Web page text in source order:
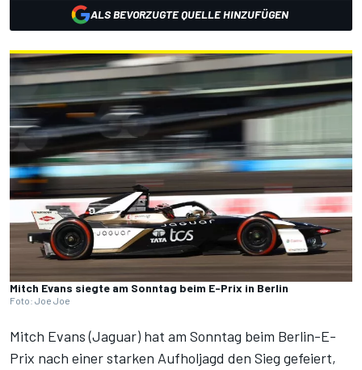
ALS BEVORZUGTE QUELLE HINZUFÜGEN
Mitch Evans siegte am Sonntag beim E-Prix in Berlin
Foto: Joe Joe
Mitch Evans (Jaguar) hat am Sonntag beim Berlin-E-
Prix nach einer starken Aufholjagd den Sieg gefeiert,